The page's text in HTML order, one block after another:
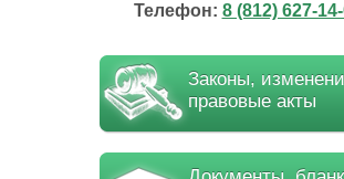
Телефон: 8 (812) 627-
Законы,
правовые акты